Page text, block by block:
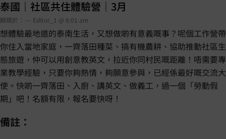
泰國｜社區共住體驗營｜3月
歸類於： — Editor_1 @ 8:01 am
想體驗最地道的泰南生活，又想做啲有意義嘅事？呢個工作營帶
你住入當地家庭，一齊落田種菜、搞有機農耕、協助推動社區生
態旅遊，仲可以用創意教英文，拉近你同村民嘅距離！唔需要專
業教學經驗，只要你夠熱情，夠願意參與，已經係最好嘅交流大
使。快啲一齊落田、入廚、講英文、做義工，過一個「勞動假
期」吧！名額有限，報名要快呀！
備註：